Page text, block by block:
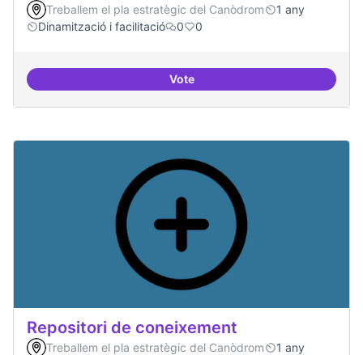
Treballem el pla estratègic del Canòdrom
1 any
Dinamització i facilitació
0 0
VoteEspai on la gent expressi i
Repositori de coneixement
Treballem el pla estratègic del Canòdrom
1 any